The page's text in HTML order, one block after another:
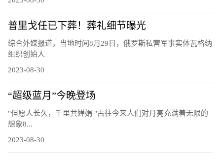
普里戈任已下葬！葬礼细节曝光
综合外媒报道，当地时间8月29日，俄罗斯私营军事实体瓦格纳
组织创始人
2023-08-30
“超级蓝月”今晚登场
"但愿人长久，千里共婵娟 "古往今来人们对月亮充满着无限的
想象8...
2023-08-30